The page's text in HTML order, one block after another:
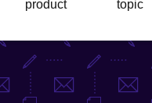
product
topic